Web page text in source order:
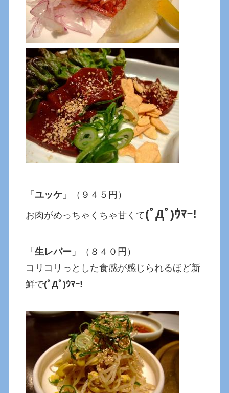
「ユッケ 」（９４５円）
お肉がめっちゃくちゃ甘くて(ﾟДﾟ)ｳﾏｰ!
「生レバー 」（８４０円）
コリコリっとした食感が感じられるほど新
鮮で(ﾟДﾟ)ｳﾏｰ!